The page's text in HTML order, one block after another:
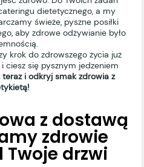
dietetycznego, a my
świeże, pyszne posiłki
aby zdrowe odżywianie było
krok do zdrowszego życia już
ciesz się pysznym jedzeniem
teraz i odkryj smak zdrowia z
z dostawą
zdrowie
drzwi